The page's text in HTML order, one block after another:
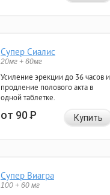
Супер Сиалис
20мг + 60мг
Усиление эрекции до 36 часов и
продление полового акта в
одной таблетке.
от 90Р Купить
Супер Виагра
100 + 60 мг